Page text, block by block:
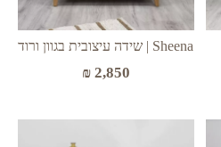
Sheena | שידה עיצובית בגוון ורוד
₪2,850